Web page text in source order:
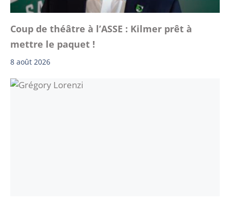
Coup de théâtre à l’ASSE : Kilmer prêt à
mettre le paquet !
8 août 2026